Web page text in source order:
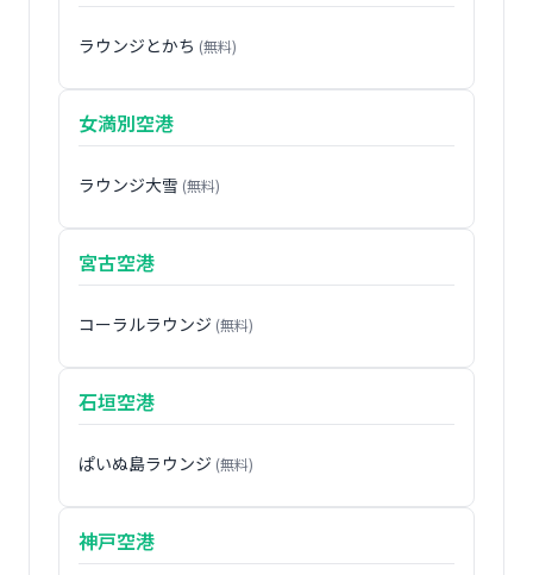
ラウンジとかち (無料)
女満別空港
ラウンジ大雪 (無料)
宮古空港
コーラルラウンジ (無料)
石垣空港
ぱいぬ島ラウンジ (無料)
神戸空港